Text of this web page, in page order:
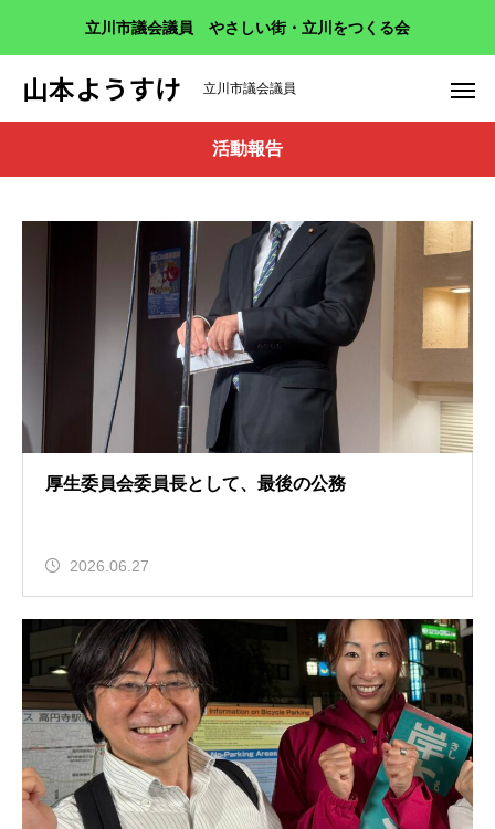
立川市議会議員 やさしい街・立川をつくる会
山本ようすけ 立川市議会議員
活動報告
厚生委員会委員長として、最後の公務
2026.06.27